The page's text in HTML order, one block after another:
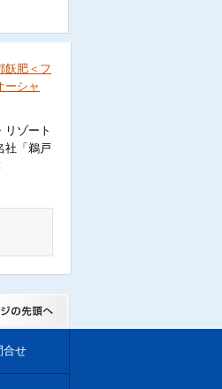
飫肥＜フ
ーシャ
リゾート
社「鵜戸
合せ